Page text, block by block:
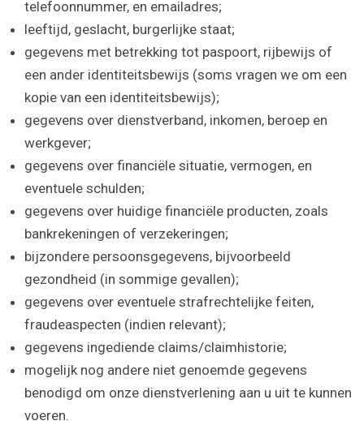
telefoonnummer, en emailadres;
leeftijd, geslacht, burgerlijke staat;
gegevens met betrekking tot paspoort, rijbewijs of
een ander identiteitsbewijs (soms vragen we om een
kopie van een identiteitsbewijs);
gegevens over dienstverband, inkomen, beroep en
werkgever;
gegevens over financiële situatie, vermogen, en
eventuele schulden;
gegevens over huidige financiële producten, zoals
bankrekeningen of verzekeringen;
bijzondere persoonsgegevens, bijvoorbeeld
gezondheid (in sommige gevallen);
gegevens over eventuele strafrechtelijke feiten,
fraudeaspecten (indien relevant);
gegevens ingediende claims/claimhistorie;
mogelijk nog andere niet genoemde gegevens
benodigd om onze dienstverlening aan u uit te kunnen
voeren.